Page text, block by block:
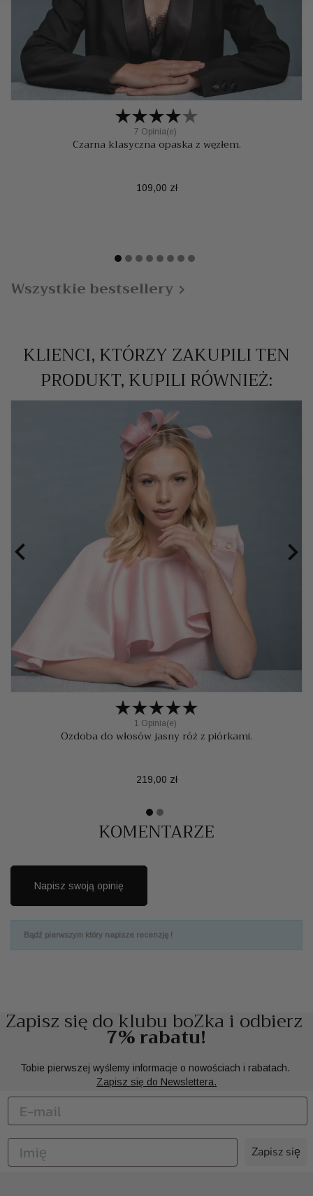
7 Opinia(e)
Czarna klasyczna opaska z węzłem.
Cena
109,00 zł
Wszystkie bestsellery 
KLIENCI, KTÓRZY ZAKUPILI TEN
PRODUKT, KUPILI RÓWNIEŻ:
1 Opinia(e)
Ozdoba do włosów jasny róż z piórkami.
Cena
219,00 zł
 
KOMENTARZE
Napisz swoją opinię
Bądź pierwszym który napisze recenzję !
Zapisz się do klubu boZka i odbierz
7% rabatu!
Tobie pierwszej wyślemy informacje o nowościach i rabatach.
Zapisz się do Newslettera.
Zapisz się